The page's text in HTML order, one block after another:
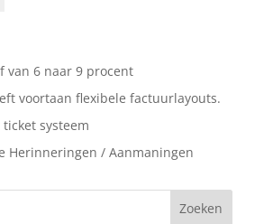
van 6 naar 9 procent
voortaan flexibele factuurlayouts.
systeem
Herinneringen / Aanmaningen